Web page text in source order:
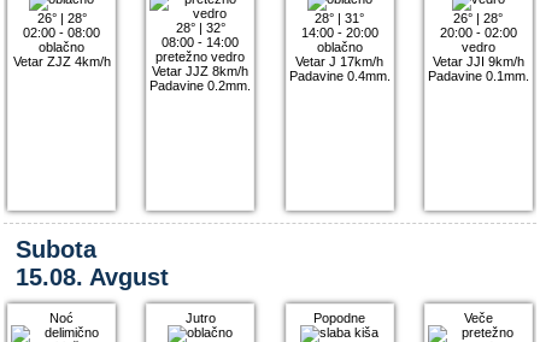
26°| 28°
02:00 - 08:00
oblačno
Vetar ZJZ 4km/h
28°| 32°
08:00 - 14:00
pretežno vedro
Vetar JJZ 8km/h
Padavine 0.2mm.
28° |31°
14:00 - 20:00
oblačno
Vetar J 17km/h
Padavine 0.4mm.
26° |28°
20:00 - 02:00
vedro
Vetar JJI 9km/h
Padavine 0.1mm.
Subota
15.08. Avgust
Noć Jutro Popodne Veče